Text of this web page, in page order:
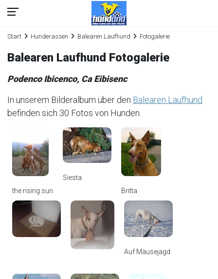
Start Hunderassen Balearen Laufhund Fotogalerie
Balearen Laufhund Fotogalerie
Podenco Ibicenco, Ca Eibisenc
In unserem Bilderalbum über den Balearen Laufhund
befinden sich 30 Fotos von Hunden.
the rising sun
Siesta
Britta
Auf Mäusejagd